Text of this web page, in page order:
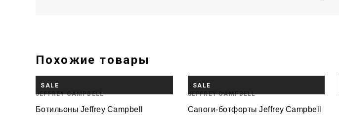
Похожие товары
SALE
НЕТ В ПРОДАЖЕ
JEFFREY CAMPBELL
Ботильоны Jeffrey Campbell
SALE
НЕТ В ПРОДАЖЕ
JEFFREY CAMPBELL
Сапоги-ботфорты Jeffrey Campbell